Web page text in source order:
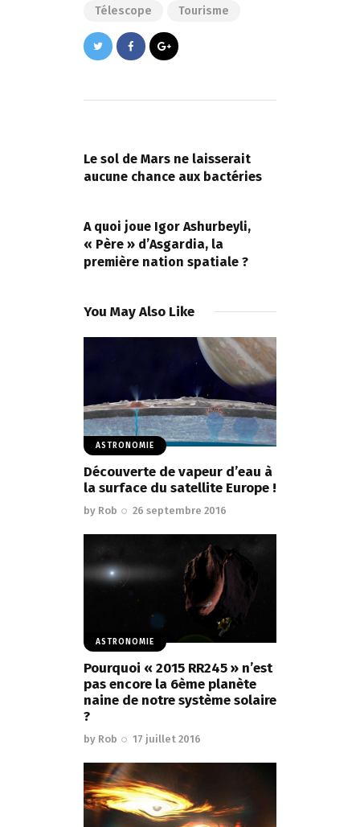
Télescope
Tourisme
l’article
Le sol de Mars ne laisserait
aucune chance aux bactéries
A quoi joue Igor Ashurbeyli,
« Père » d’Asgardia, la
première nation spatiale ?
You May Also Like
ASTRONOMIE
Découverte de vapeur d’eau à
la surface du satellite Europe !
by Rob 26 septembre 2016
ASTRONOMIE
Pourquoi « 2015 RR245 » n’est
pas encore la 6ème planète
naine de notre système solaire
?
by Rob 17 juillet 2016